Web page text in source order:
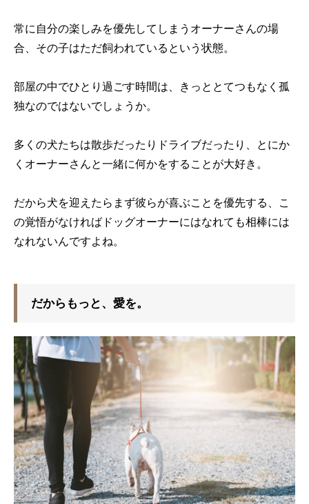
常に自分の楽しみを優先してしまうオーナーさんの場
合、その子はただ飼われているという状態。
部屋の中でひとり過ごす時間は、きっととてつもなく孤
独なのではないでしょうか。
多くの犬たちは散歩だったりドライブだったり、とにか
くオーナーさんと一緒に何かをすることが大好き。
だから犬を迎えたらまず彼らが喜ぶことを優先する、こ
の覚悟がなければドッグオーナーにはなれても相棒には
なれないんですよね。
だからもっと、愛を。